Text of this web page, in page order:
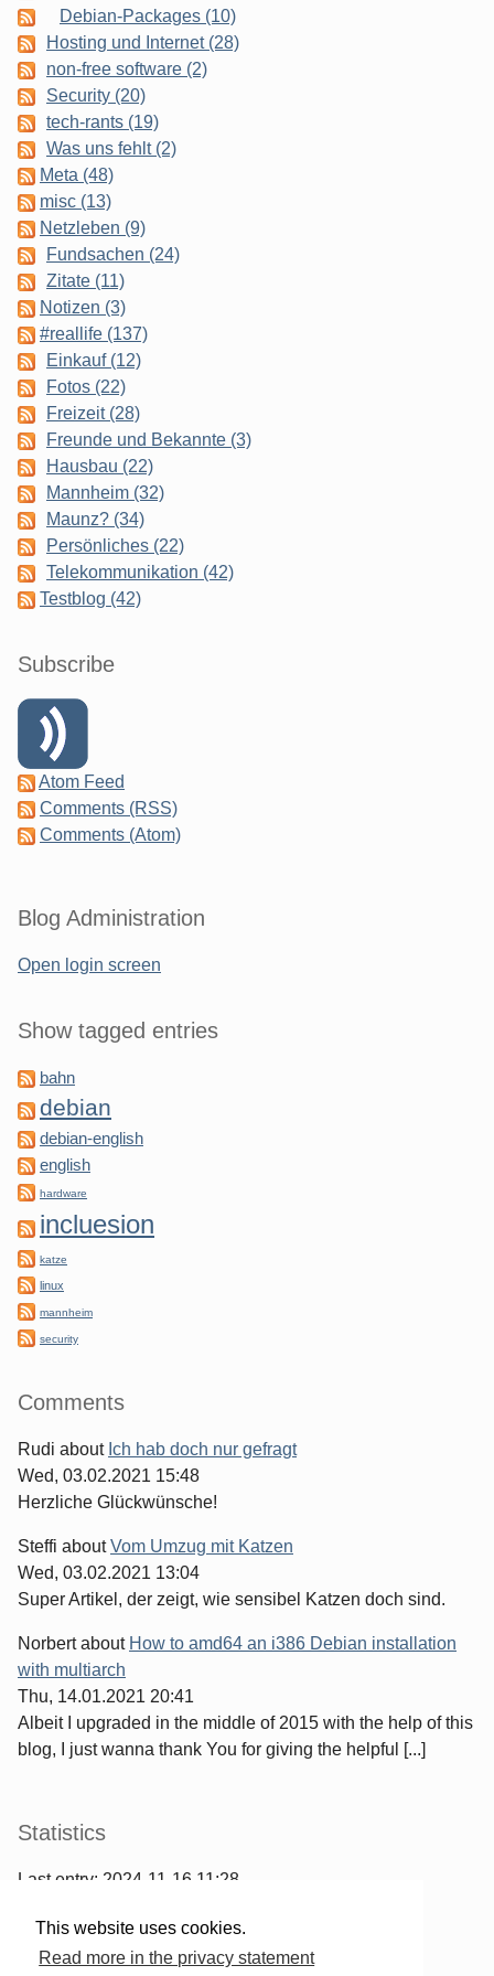
This website uses cookies.
Read more in the privacy statement
Debian-Packages (10)
Hosting und Internet (28)
non-free software (2)
Security (20)
tech-rants (19)
Was uns fehlt (2)
Meta (48)
misc (13)
Netzleben (9)
Fundsachen (24)
Zitate (11)
Notizen (3)
#reallife (137)
Einkauf (12)
Fotos (22)
Freizeit (28)
Freunde und Bekannte (3)
Hausbau (22)
Mannheim (32)
Maunz? (34)
Persönliches (22)
Telekommunikation (42)
Testblog (42)
Subscribe
Atom Feed
Comments (RSS)
Comments (Atom)
Blog Administration
Open login screen
Show tagged entries
bahn
debian
debian-english
english
hardware
incluesion
katze
linux
mannheim
security
Comments
Rudi about Ich hab doch nur gefragt
Wed, 03.02.2021 15:48
Herzliche Glückwünsche!
Steffi aboutVom Umzug mit Katzen
Wed, 03.02.2021 13:04
Super Artikel, der zeigt, wie sensibel Katzen doch sind.
Norbertabout How to amd64 an i386 Debian installation
with multiarch
Thu, 14.01.2021 20:41
Albeit I upgraded in the middle of 2015 with the help of this
blog, I just wanna thank You for giving the helpful [...]
Statistics
Last entry: 2024-11-16 11:28
2567comments have been made